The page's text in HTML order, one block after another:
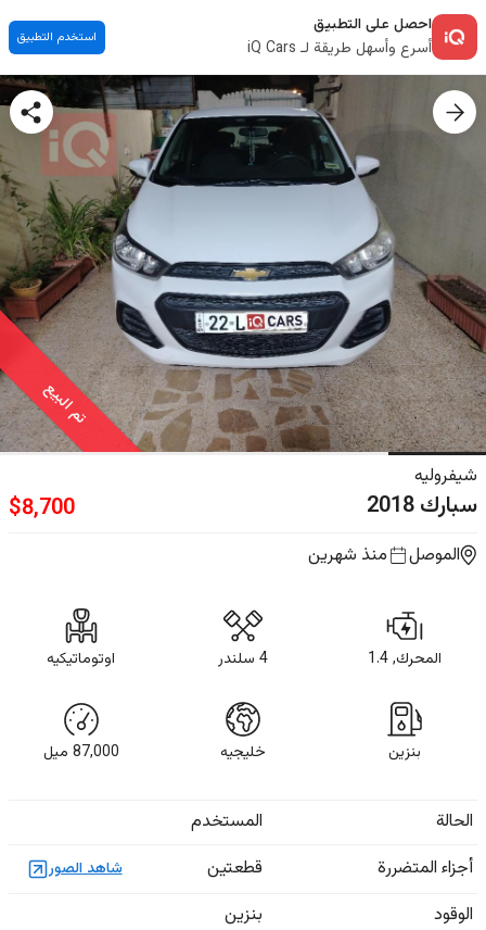
احصل على التطبيق
أسرع وأسهل طريقة لـ iQ Cars
استخدم التطبيق
تم البيع
شيفروليه
سبارك2018
$8,700
الموصل منذ شهرين
المحرك, 1.4 4 سلندر اوتوماتيكيه
بنزين خليجيه 87,000 ميل
الحالة
المستخدم
أجزاء المتضررة
قطعتين شاهد الصور
الوقود
بنزين